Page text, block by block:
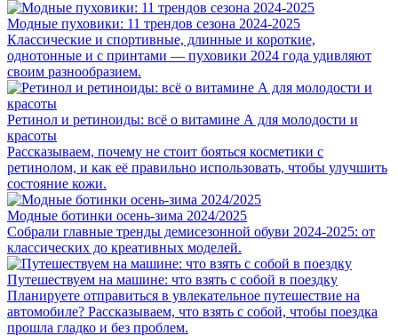
Модные пуховики: 11 трендов сезона 2024-2025
Классические и спортивные, длинные и короткие,
однотонные и с принтами — пуховики 2024 года удивляют
своим разнообразием.
Ретинол и ретиноиды: всё о витамине А для молодости и
красоты
Рассказываем, почему не стоит бояться косметики с
ретинолом, и как её правильно использовать, чтобы улучшить
состояние кожи.
Модные ботинки осень-зима 2024/2025
Cобрали главные тренды демисезонной обуви 2024-2025: от
классических до креативных моделей.
Путешествуем на машине: что взять с собой в поездку
Планируете отправиться в увлекательное путешествие на
автомобиле? Рассказываем, что взять с собой, чтобы поездка
прошла гладко и без проблем.